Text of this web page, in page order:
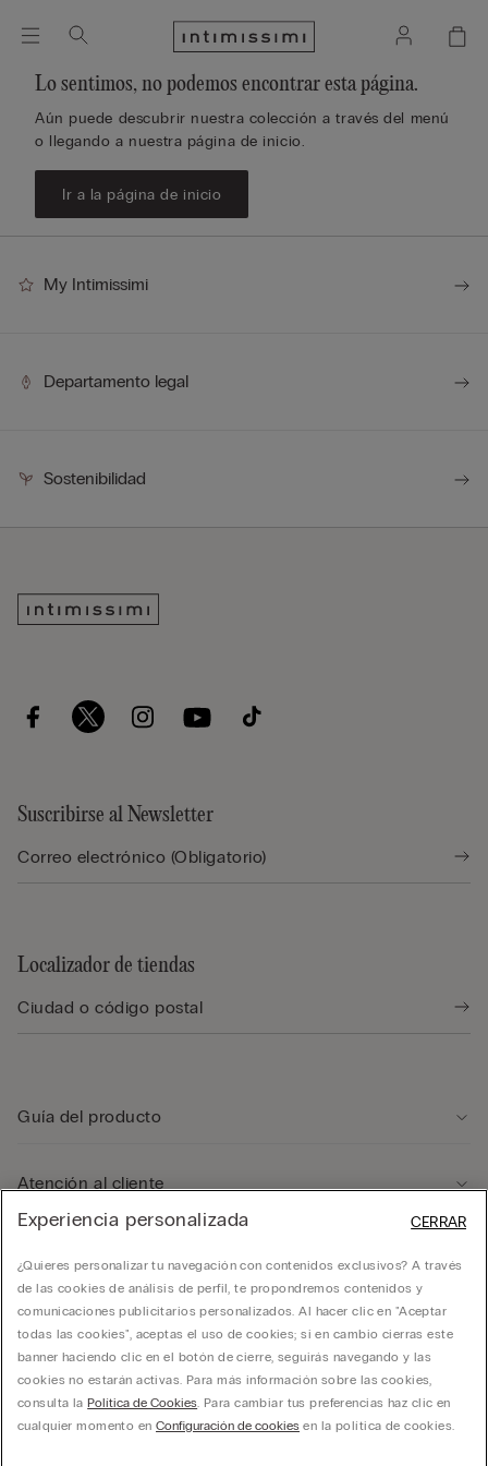
Lo sentimos, no podemos encontrar esta página.
Aún puede descubrir nuestra colección a través del menú
o llegando a nuestra página de inicio.
Ir a la página de inicio
My Intimissimi
Departamento legal
Sostenibilidad
Suscribirse al Newsletter
Localizador de tiendas
Guía del producto
Atención al cliente
Empresa
Experiencia personalizada
¿Quieres personalizar tu navegación con contenidos exclusivos? A través
de las cookies de análisis de perfil, te propondremos contenidos y
comunicaciones publicitarios personalizados. Al hacer clic en "Aceptar
todas las cookies", aceptas el uso de cookies; si en cambio cierras este
banner haciendo clic en el botón de cierre, seguirás navegando y las
cookies no estarán activas. Para más información sobre las cookies,
consulta laPolítica de Cookies. Para cambiar tus preferencias haz clic en
cualquier momento enConfiguración de cookies en la política de cookies.
CERRAR